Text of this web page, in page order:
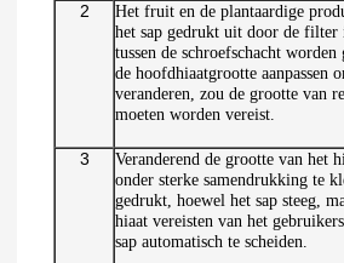
2
Het fruit en de plantaardige
het sap gedrukt uit door de filter
tussen de schroefschacht
de hoofdhiaatgrootte aanpassen
veranderen, zou de grootte van
moeten worden vereist.
3
Veranderend de grootte van het
onder sterke samendrukking te
gedrukt, hoewel het sap steeg,
hiaat vereisten van het
sap automatisch te scheiden.